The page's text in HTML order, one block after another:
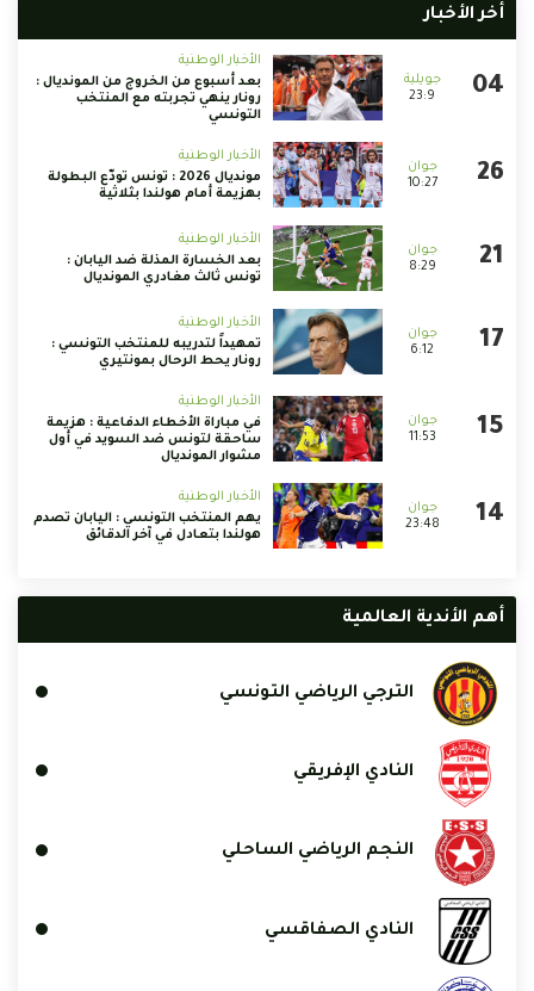
أخر الأخبار
23:9
الأخبار الوطنية
بعد أسبوع من الخروج من المونديال :
رونار ينهي تجربته مع المنتخب
التونسي
10:27
الأخبار الوطنية
مونديال 2026 : تونس تودّع البطولة
بهزيمة أمام هولندا بثلاثية
8:29
الأخبار الوطنية
بعد الخسارة المذلة ضد اليابان :
تونس ثالث مغادري المونديال
6:12
الأخبار الوطنية
تمهيداً لتدريبه للمنتخب التونسي :
رونار يحط الرحال بمونتيري
11:53
الأخبار الوطنية
في مباراة الأخطاء الدفاعية : هزيمة
ساحقة لتونس ضد السويد في أول
مشوار المونديال
23:48
الأخبار الوطنية
يهم المنتخب التونسي : اليابان تصدم
هولندا بتعادل في آخر الدقائق
أهم الأندية العالمية
الترجي الرياضي التونسي
النادي الإفريقي
النجم الرياضي الساحلي
النادي الصفاقسي